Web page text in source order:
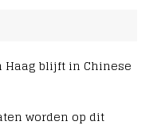
Haag blijft in Chinese
worden op dit